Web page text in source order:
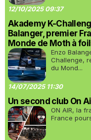
12/10/2025 09:37
Akademy K-
Balanger, premier
Monde de Moth à
Enzo
Challenge,
du Mond...
14/07/2025 11:30
Un second club On
ON AIR, la
France